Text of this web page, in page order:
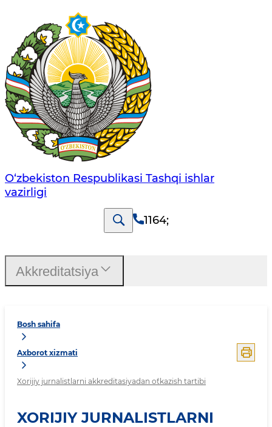
O‘zbеkistоn Rеspublikаsi Tashqi ishlаr
vаzirligi
1164;
Bosh sahifa
Axborot xizmati
Xorijiy jurnalistlarni akkreditasiyadan o`tkazish tartibi
XORIJIY JURNALISTLARNI
Akkreditatsiya